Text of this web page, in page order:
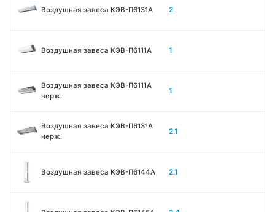
Воздушная завеса КЭВ-П6131A 2
Воздушная завеса КЭВ-П6111A 1
Воздушная завеса КЭВ-П6111A
нерж.
1
Воздушная завеса КЭВ-П6131A
нерж.
2.1
Воздушная завеса КЭВ-П6144A 2.1